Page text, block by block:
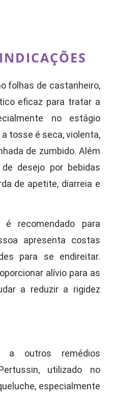
folhas de castanheiro,
eficaz para tratar a
no estágio
tosse é seca, violenta,
de zumbido. Além
desejo por bebidas
de apetite, diarreia e
recomendado para
apresenta costas
para se endireitar.
alívio para as
a reduzir a rigidez
a outros remédios
utilizado no
especialmente